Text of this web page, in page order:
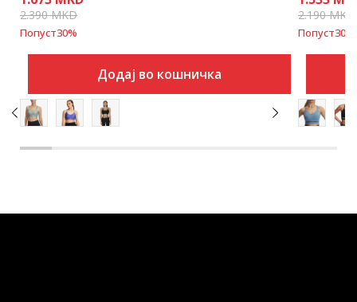
2.390MKD
Попуст30%
Додај во кошничка
2.190MKD
Попуст30